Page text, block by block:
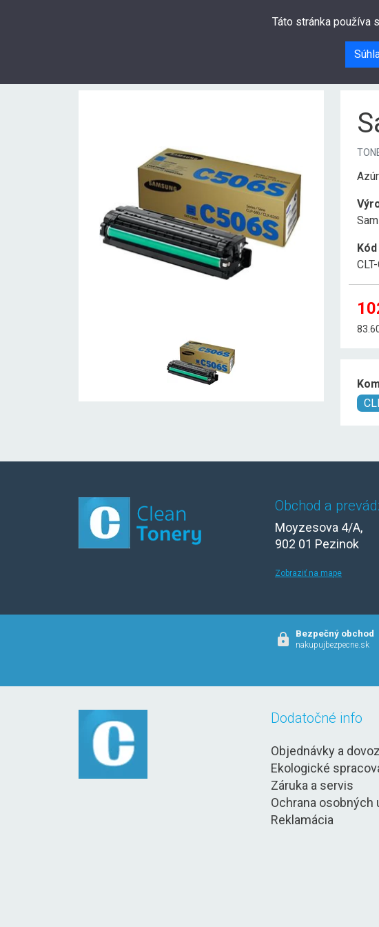
Táto stránka používa
Obchod a
Moyzesova 4/A,
902 01 Pezinok
Zobraziť na mape
Bezpečný obchod
nakupujbezpecne.sk
Dodatočné info
Objednávky a dovoz
Ekologické
Záruka a servis
Ochrana osobných
Reklamácia